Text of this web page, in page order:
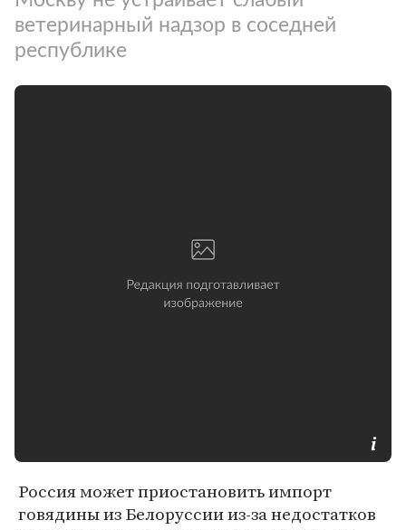
ветеринарный надзор в соседней
республике
Россия может приостановить импорт
говядины из Белоруссии из-за недостатков